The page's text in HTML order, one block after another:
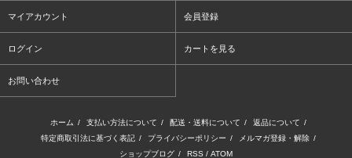
マイアカウント 会員登録
ログイン カートを見る
お問い合わせ
ホーム / 支払い方法について / 配送・送料について / 返品について /
特定商取引法に基づく表記 / プライバシーポリシー / メルマガ登録・解除 /
ショップブログ / RSS / ATOM